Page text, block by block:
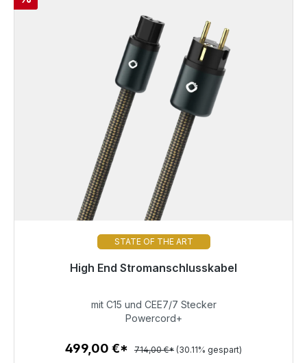
STATE OF THE ART
High End Stromanschlusskabel
Sofort versandfertig, Lieferzeit 48h*
499,00 €
Zum Artikel
mit C15 und CEE7/7 Stecker
Powercord+
499,00 €* 714,00 €* (30.11% gespart)